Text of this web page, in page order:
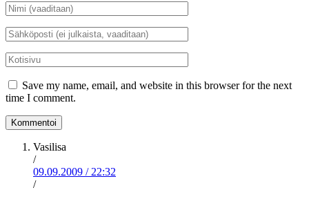
Nimi
*
Sähköposti
*
Kotisivu
Save my name, email, and website in this browser for the next
time I comment.
Vasilisa
/
09.09.2009 / 22:32
/